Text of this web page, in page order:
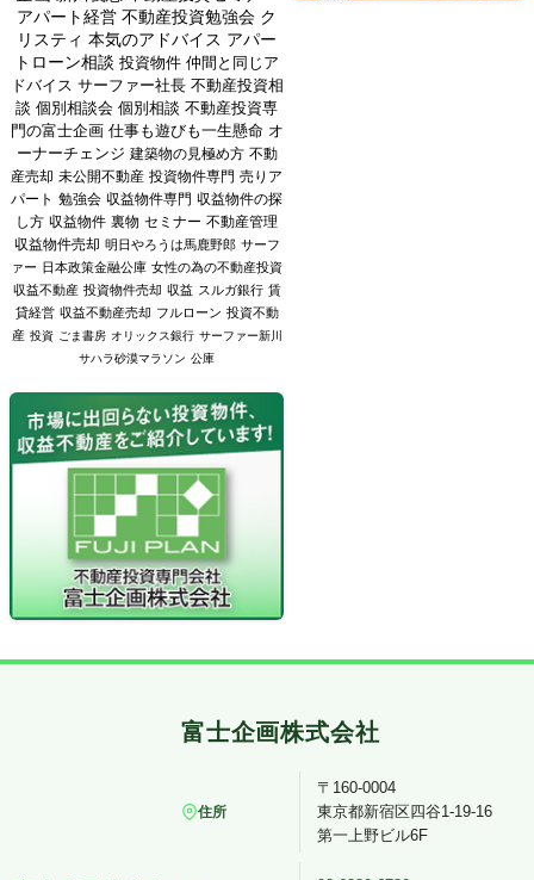
アパート経営 不動産投資勉強会 ク
リスティ 本気のアドバイス アパー
トローン相談 投資物件 仲間と同じア
ドバイス サーファー社長 不動産投資相
談 個別相談会 個別相談 不動産投資専
門の富士企画 仕事も遊びも一生懸命 オ
ーナーチェンジ 建築物の見極め方 不動
産売却 未公開不動産 投資物件専門 売りア
パート 勉強会 収益物件専門 収益物件の探
し方 収益物件 裏物 セミナー 不動産管理
収益物件売却 明日やろうは馬鹿野郎 サーフ
ァー 日本政策金融公庫 女性の為の不動産投資
収益不動産 投資物件売却 収益 スルガ銀行 賃
貸経営 収益不動産売却 フルローン 投資不動
産 投資 ごま書房 オリックス銀行 サーファー新川
サハラ砂漠マラソン 公庫
住所
〒160-0004
東京都新宿区四谷1-19-16
第一上野ビル6F